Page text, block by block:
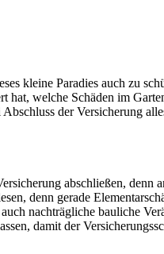
kleine Paradies auch zu
hat, welche Schäden im
der Versicherung
abschließen, denn
denn gerade
nachträgliche bauliche
damit der